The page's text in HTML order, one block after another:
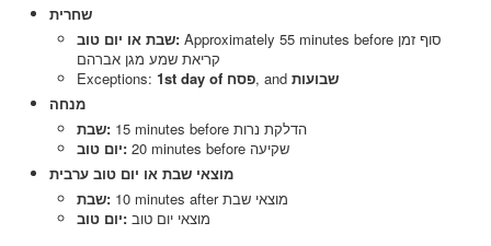
Building
Milestones
Nusach
Forum
Dedications
שחרית
שבת או יום טוב: Approximately 55 minutes before סוף זמן
קריאת שמע מגן אברהם
Exceptions:
1st day of פסח‎, and שבועות
מנחה
שבת:
15 minutes before הדלקת נרות
יום טוב:
20 minutes before שקיעה
מוצאי שבת או יום טוב ערבית
שבת:
10 minutes after מוצאי שבת
יום טוב: מוצאי יום טוב